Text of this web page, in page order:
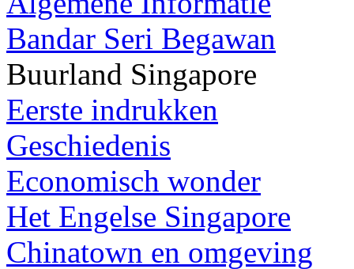
Bandar Seri Begawan
Buurland Singapore
Eerste indrukken
Geschiedenis
Economisch wonder
Het Engelse Singapore
Chinatown en omgeving